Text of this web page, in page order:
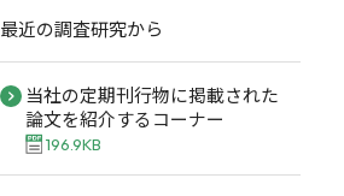
最近の調査研究から
当社の定期刊行物に掲載された
論文を紹介するコーナー
196.9KB